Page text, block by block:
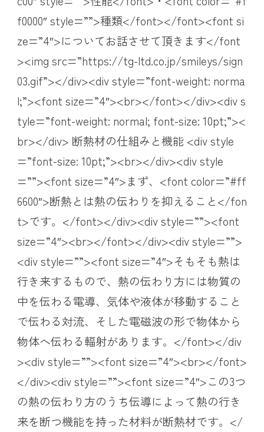
f0000″ style=””>種類</font></font><font si
ze=”4″>についてお話させて頂きます</font
><img src=”https://tg-ltd.co.jp/smileys/sign
03.gif”></div><div style=”font-weight: norma
l;”><font size=”4″><br></font></div><div s
tyle=”font-weight: normal; font-size: 10pt;”><
br></div> 断熱材の仕組みと機能 <div style
=”font-size: 10pt;”><br></div><div style
=””><font size=”4″>まず、<font color=”#ff
6600″>断熱とは熱の伝わりを抑えること</fon
t>です。</font></div><div style=””><font
size=”4″><br></font></div><div style=””>
<div style=””><font size=”4″>そもそも熱は
行き来するもので、熱の伝わり方には物質の
中を伝わる電導、気体や液体が移動すること
で伝わる対流、そした電磁波の形で物体から
物体へ伝わる輻射があります。</font></div
><div style=””><font size=”4″><br></font>
</div><div style=””><font size=”4″>この3つ
の熱の伝わり方のうち伝導によって熱の行き
来を断つ機能を持った材料が断熱材です。</